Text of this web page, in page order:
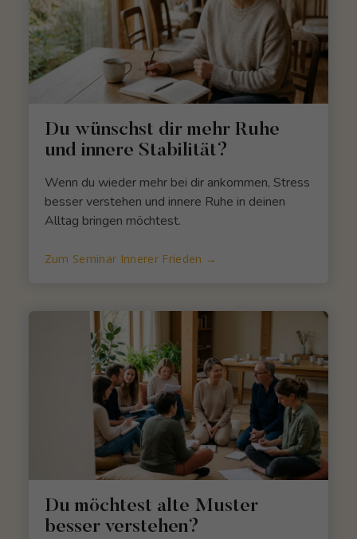
Du wünschst dir mehr Ruhe
und innere Stabilität?
Wenn du wieder mehr bei dir ankommen, Stress
besser verstehen und innere Ruhe in deinen
Alltag bringen möchtest.
Zum Seminar Innerer Frieden →
Du möchtest alte Muster
besser verstehen?